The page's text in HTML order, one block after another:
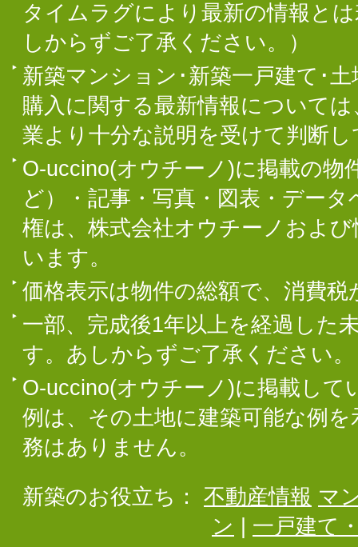
タイムラグにより最新の情報と
しからずご了承ください。）
新築マンション･新築一戸建て･
購入に関する最新情報について
業より十分な説明を受けて判断
O-uccino(オウチーノ)に掲載の物
ど）・記事・写真・図表・デー
権は、株式会社オウチーノおよ
います。
価格表示は物件の総額で、消費
一部、完成後1年以上を経過した
す。あしからずご了承ください。
O-uccino(オウチーノ)に掲載して
例は、その土地に建築可能な例
務はありません。
新築のお役立ち： 不動産情報 マ
ン
一戸建て